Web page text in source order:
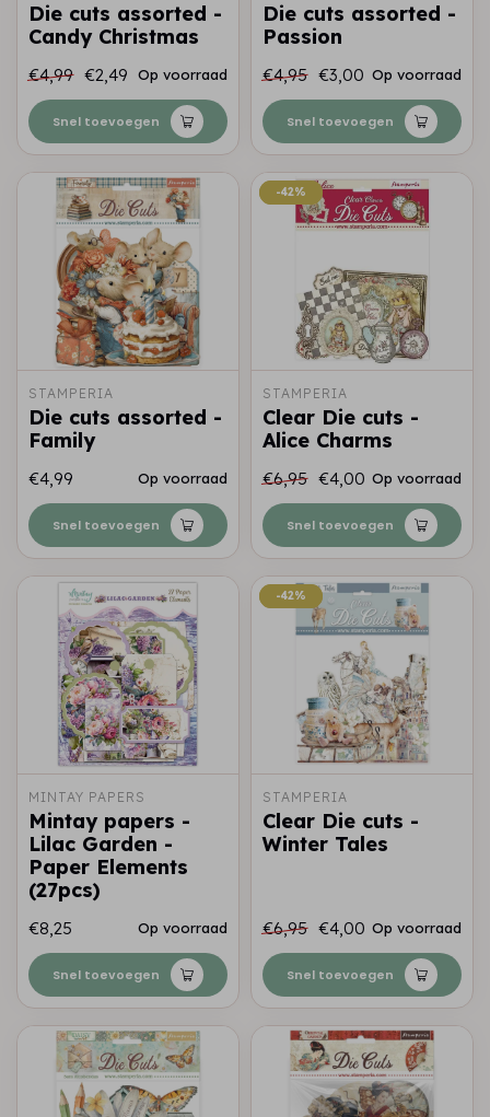
Die cuts assorted -
Candy Christmas
€4,99 €2,49 Op voorraad
Snel toevoegen
Die cuts assorted -
Passion
€4,95 €3,00 Op voorraad
Snel toevoegen
STAMPERIA
Die cuts assorted -
Family
€4,99 Op voorraad
Snel toevoegen
-42%
-42%
STAMPERIA
Clear Die cuts -
Alice Charms
€6,95 €4,00 Op voorraad
Snel toevoegen
MINTAY PAPERS
Mintay papers -
Lilac Garden -
Paper Elements
(27pcs)
€8,25 Op voorraad
Snel toevoegen
-42%
-42%
STAMPERIA
Clear Die cuts -
Winter Tales
€6,95 €4,00 Op voorraad
Snel toevoegen